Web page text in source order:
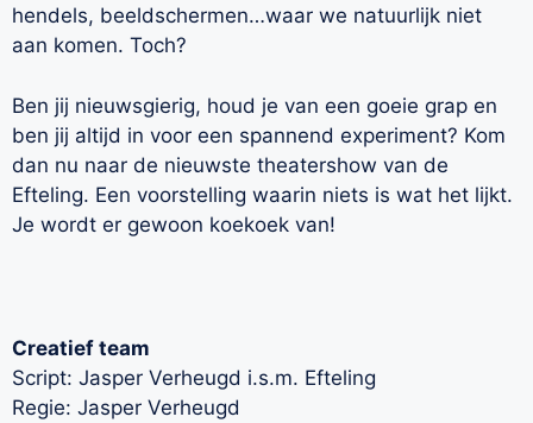
hendels, beeldschermen…waar we natuurlijk niet
aan komen. Toch?
Ben jij nieuwsgierig, houd je van een goeie grap en
ben jij altijd in voor een spannend experiment? Kom
dan nu naar de nieuwste theatershow van de
Efteling. Een voorstelling waarin niets is wat het lijkt.
Je wordt er gewoon koekoek van!
Creatief team
Script: Jasper Verheugd i.s.m. Efteling
Regie: Jasper Verheugd